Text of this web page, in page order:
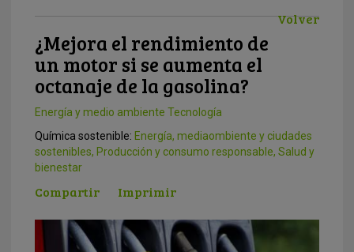
Volver
¿Mejora el rendimiento de
un motor si se aumenta el
octanaje de la gasolina?
Energía y medio ambiente Tecnología
Química sostenible: Energía, mediaombiente y ciudades
sostenibles, Producción y consumo responsable, Salud y
bienestar
Compartir Imprimir